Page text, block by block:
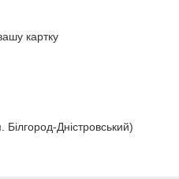
картку
Дністровський)